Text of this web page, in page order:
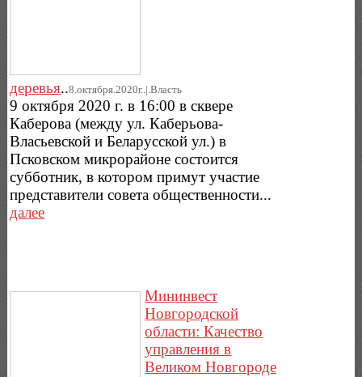
деревья..8.октября.2020г..|.Власть
9 октября 2020 г. в 16:00 в сквере
Каберова (между ул. Каберьова-
Власьевской и Беларусской ул.) в
Псковском микрорайоне состоится
субботник, в котором примут участие
представители совета общественности...
далее
Мининвест
Новгородской
области: Качество
управления в
Великом Новгороде